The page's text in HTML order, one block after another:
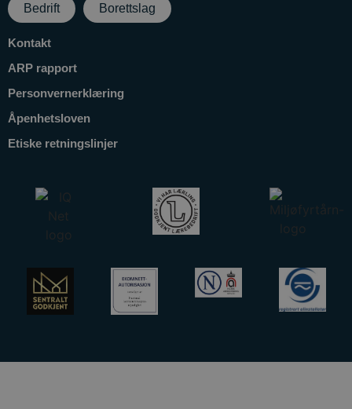
Bedrift Borettslag
Kontakt
ARP rapport
Personvernerklæring
Åpenhetsloven
Etiske retningslinjer